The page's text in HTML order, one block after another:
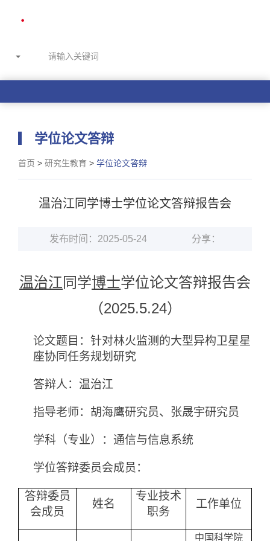
学位论文答辩
首页 > 研究生教育 > 学位论文答辩
温治江同学博士学位论文答辩报告会
发布时间：2025-05-24 分享：
温治江同学博士学位论文答辩报告会
（2025.5.24）
论文题目：针对林火监测的大型异构卫星星
座协同任务规划研究
答辩人：温治江
指导老师：胡海鹰研究员、张晟宇研究员
学科（专业）：通信与信息系统
学位答辩委员会成员：
答辩委员
会成员
姓名
专业技术
职务
工作单位
中国科学院